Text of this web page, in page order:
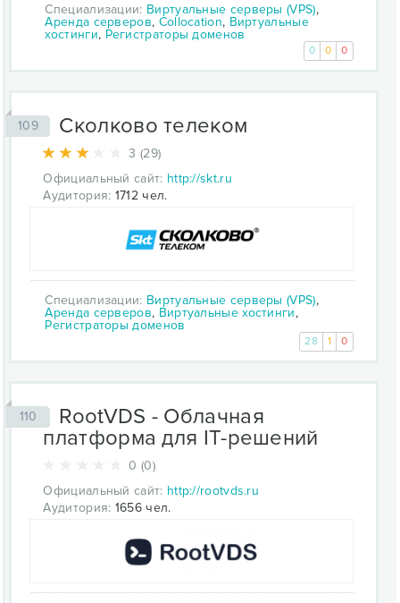
Специализации: Виртуальные серверы (VPS),
Аренда серверов, Collocation, Виртуальные
хостинги, Регистраторы доменов
0 0 0
109 Сколково телеком
3 (29)
Официальный сайт: http://skt.ru
Аудитория: 1712 чел.
Специализации: Виртуальные серверы (VPS),
Аренда серверов, Виртуальные хостинги,
Регистраторы доменов
28 1 0
110
RootVDS - Облачная
платформа для IT-решений
0 (0)
Официальный сайт: http://rootvds.ru
Аудитория: 1656 чел.